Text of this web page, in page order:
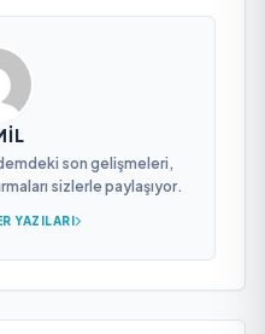
son gelişmeleri,
sizlerle paylaşıyor.
YAZILARI